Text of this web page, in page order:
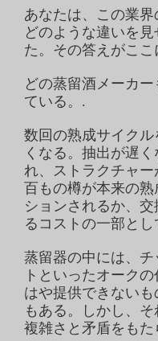
あなたは、この業
どのような違いを
た。その答えがここ
どの蒸留酒メーカ
ている。.
数回の熟成サイク
くなる。抽出が遅
れ、ストラクチャ
百もの樽が本来の
ションされるか、
るコストの一部と
蒸留器の中には、
トといったオーク
はや提供できない
もある。しかし、
複雑さと矛盾をもた